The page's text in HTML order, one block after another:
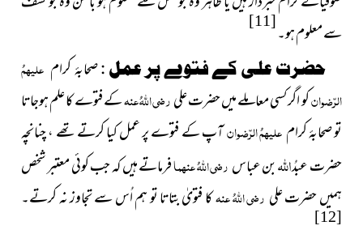
سے معلوم ہو۔[11]
حضرت علی کے فتوے پر عمل :صحابۂ کرام علیہمُ
الرّضوانکو اگر کسی معاملے میں حضرت علیرضی اللہُ عنہکے فتوے کا علم ہوجاتا
تو صحابۂ کرامعلیہمُ الرّضوانآپ کے فتوے پر عمل کیا کرتے تھے ، چنانچہ
حضرت عبدُاللہبن عباسرضی اللہُ عنہمافرماتے ہیں کہ جب کوئی معتبر شخص
ہمیں حضرت علی رضی اللہُ عنہکا فتویٰ بتاتا تو ہم اُس سے تجاوز نہ کرتے۔
[12]